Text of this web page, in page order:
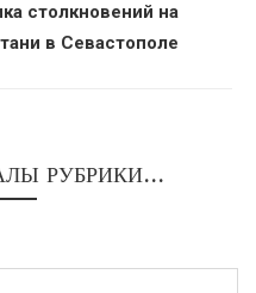
столкновений на
в Севастополе
РУБРИКИ...